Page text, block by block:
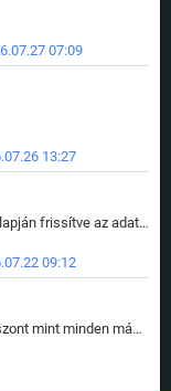
07:09
13:27
Kártya változások a 36.0.3-as patch alapján frissítve az adatbázisban (képek is cserélve).
09:12
Amióta bejött, csak ezzel játszom. Viszont mint minden más - akár az alapjáték is, ez is baromira összetett lett. Néha már pár kör után is esélytelen az egész. Vagy irreállisan túltápol valaki, vagy lelép a partner, vagy csak hülye mint a segg. És amikor eljönne az én időm, na akkor jön el mindenki másé is. Engem jobban érdekelne, hogy ki milyen ratingen szokott játszani. Na ez lenne egy érdekes adat.